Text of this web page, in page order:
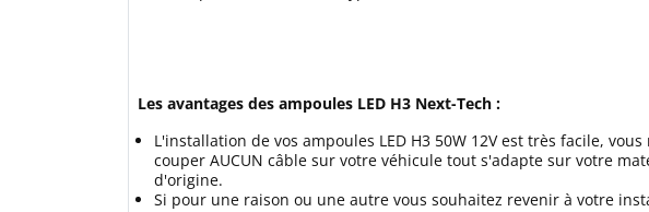
Les avantages des ampoules LED H3 Next-Tech :
L'installation de vos ampoules LED H3 50W 12V est très facile, vous
couper AUCUN câble sur votre véhicule tout s'adapte sur votre
d'origine.
Si pour une raison ou une autre vous souhaitez revenir à votre